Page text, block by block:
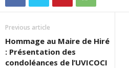
Previous article
Hommage au Maire de Hiré
: Présentation des
condoléances de l’UVICOCI